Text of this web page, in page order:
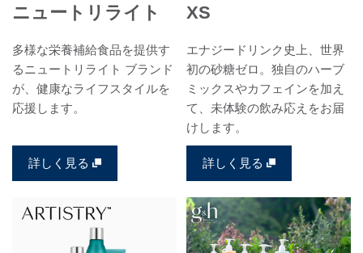
ニュートリライト
多様な栄養補給食品を提供す
るニュートリライト ブランド
が、健康なライフスタイルを
応援します。
詳しく見る
XS
エナジードリンク史上、世界
初の砂糖ゼロ。独自のハーブ
ミックスやカフェインを加え
て、未体験の飲み応えをお届
けします。
詳しく見る